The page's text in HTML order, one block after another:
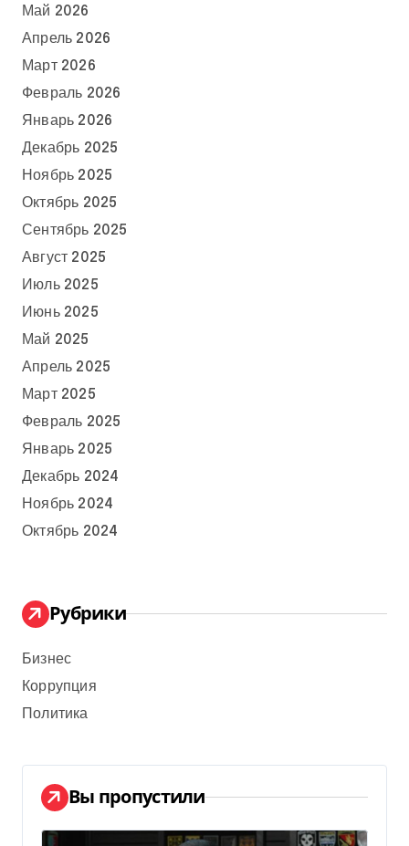
Май 2026
Апрель 2026
Март 2026
Февраль 2026
Январь 2026
Декабрь 2025
Ноябрь 2025
Октябрь 2025
Сентябрь 2025
Август 2025
Июль 2025
Июнь 2025
Май 2025
Апрель 2025
Март 2025
Февраль 2025
Январь 2025
Декабрь 2024
Ноябрь 2024
Октябрь 2024
Рубрики
Бизнес
Коррупция
Политика
Вы пропустили